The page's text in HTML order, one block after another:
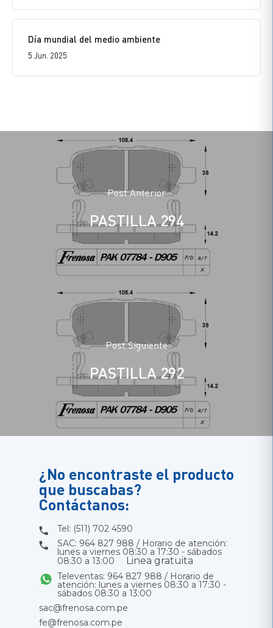
Día mundial del medio ambiente
5 Jun. 2025
Post Anterior
PASTILLA 294
Post Siguiente
PASTILLA 292
¿No encontraste el producto
que buscabas?
Contáctanos:
Tel: (511) 702 4590
SAC: 964 827 988 / Horario de atención:
lunes a viernes 08:30 a 17:30 - sábados
08:30 a 13:00
Linea gratuita
Televentas: 964 827 988 / Horario de
atención: lunes a viernes 08:30 a 17:30 -
sábados 08:30 a 13:00
sac@frenosa.com.pe
fe@frenosa.com.pe